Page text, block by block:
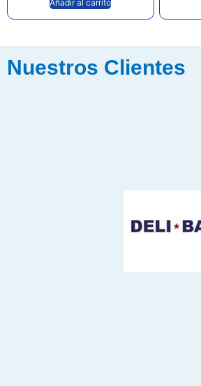
Añadir al carrito
Nuestros Clientes